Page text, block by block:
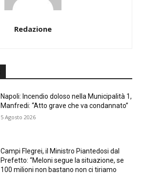
Redazione
Napoli: Incendio doloso nella Municipalità 1,
Manfredi: “Atto grave che va condannato”
5 Agosto 2026
Campi Flegrei, il Ministro Piantedosi dal
Prefetto: “Meloni segue la situazione, se
100 milioni non bastano non ci tiriamo